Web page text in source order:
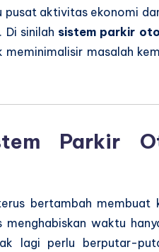
pusat aktivitas ekonomi
Di sinilah sistem parkir
masalah
Parkir
bertambah
menghabiskan waktu
lagi perlu berputar-